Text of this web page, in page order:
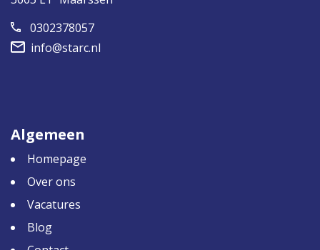
0302378057
info@starc.nl
Algemeen
Homepage
Over ons
Vacatures
Blog